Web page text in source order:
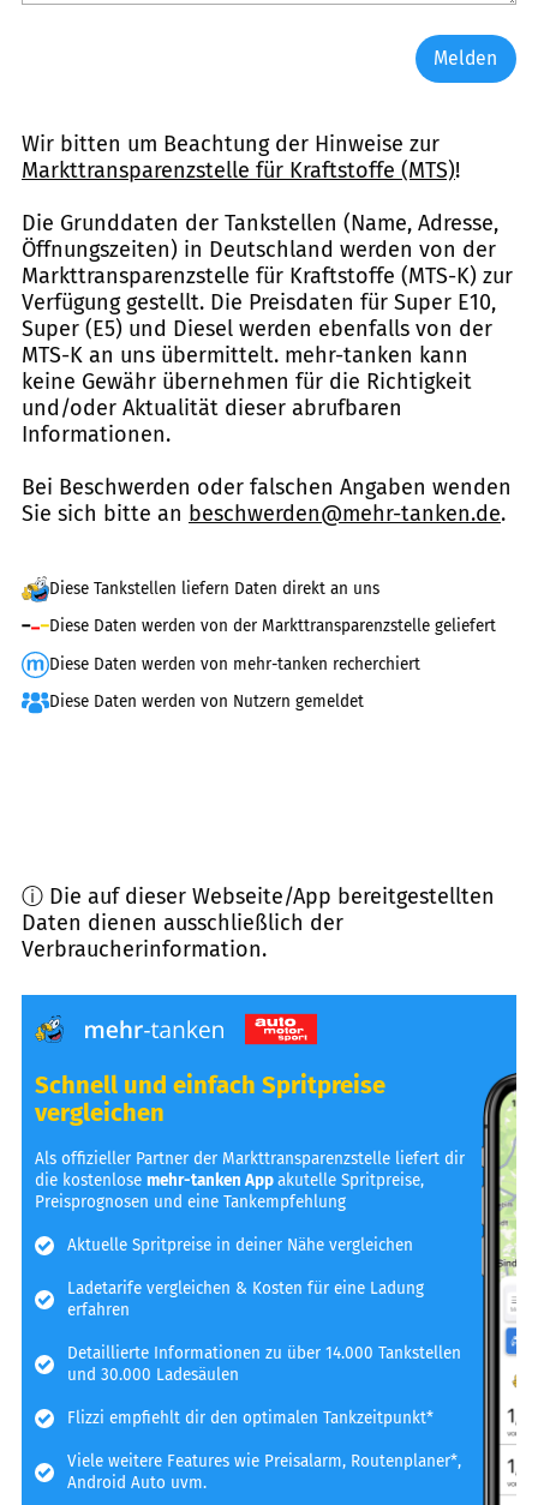
Melden
Wir bitten um Beachtung der Hinweise zur
Markttransparenzstelle für Kraftstoffe (MTS)!
Die Grunddaten der Tankstellen (Name, Adresse,
Öffnungszeiten) in Deutschland werden von der
Markttransparenzstelle für Kraftstoffe (MTS-K) zur
Verfügung gestellt. Die Preisdaten für Super E10,
Super (E5) und Diesel werden ebenfalls von der
MTS-K an uns übermittelt. mehr-tanken kann
keine Gewähr übernehmen für die Richtigkeit
und/oder Aktualität dieser abrufbaren
Informationen.
Bei Beschwerden oder falschen Angaben wenden
Sie sich bitte an beschwerden@mehr-tanken.de.
Diese Tankstellen liefern Daten direkt an uns
Diese Daten werden von der Markttransparenzstelle geliefert
Diese Daten werden von mehr-tanken recherchiert
Diese Daten werden von Nutzern gemeldet
ⓘ Die auf dieser Webseite/App bereitgestellten
Daten dienen ausschließlich der
Verbraucherinformation.
Schnell und einfach Spritpreise
vergleichen
Als offizieller Partner der Markttransparenzstelle liefert dir
die kostenlosemehr-tanken Appakutelle Spritpreise,
Preisprognosen und eine Tankempfehlung
Aktuelle Spritpreise in deiner Nähe vergleichen
Ladetarife vergleichen & Kosten für eine Ladung
erfahren
Detaillierte Informationen zu über 14.000 Tankstellen
und 30.000 Ladesäulen
Flizzi empfiehlt dir den optimalen Tankzeitpunkt*
Viele weitere Features wie Preisalarm, Routenplaner*,
Android Auto uvm.